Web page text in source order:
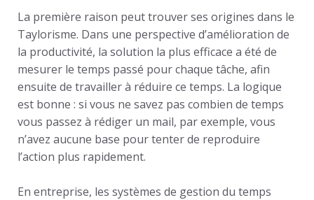
La première raison peut trouver ses origines dans le
Taylorisme. Dans une perspective d’amélioration de
la productivité, la solution la plus efficace a été de
mesurer le temps passé pour chaque tâche, afin
ensuite de travailler à réduire ce temps. La logique
est bonne : si vous ne savez pas combien de temps
vous passez à rédiger un mail, par exemple, vous
n’avez aucune base pour tenter de reproduire
l’action plus rapidement.
En entreprise, les systèmes de gestion du temps